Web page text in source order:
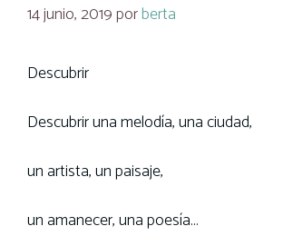
14 junio, 2019porberta
Descubrir
Descubrir una melodía, una ciudad,
un artista, un paisaje,
un amanecer, una poesía…